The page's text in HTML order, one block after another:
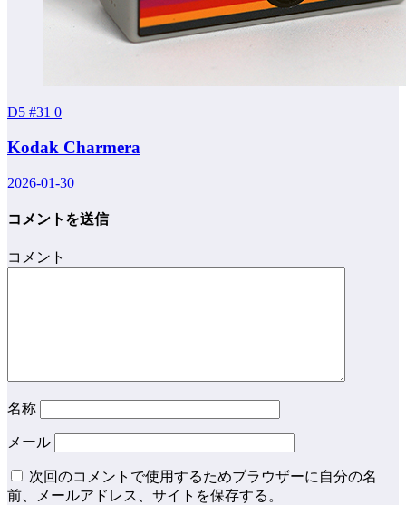
D5 #31 0
Kodak Charmera
2026-01-30
コメントを送信
コメント
名称
メール
次回のコメントで使用するためブラウザーに自分の名
前、メールアドレス、サイトを保存する。